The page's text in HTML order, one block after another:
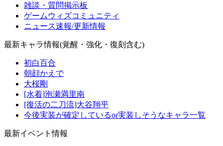
雑談・質問掲示板
ゲームウィズコミュニティ
ニュース速報/更新情報
最新キャラ情報(覚醒・強化・復刻含む)
初白百合
朝顔かえで
大桜剛
[水着]泡瀬満里南
[復活の二刀流]大谷翔平
今後実装が確定しているor実装しそうなキャラ一覧
最新イベント情報